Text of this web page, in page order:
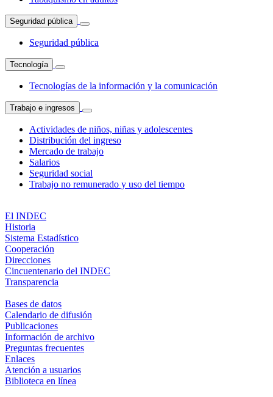
Seguridad pública
Seguridad pública
Tecnología
Tecnologías de la información y la comunicación
Trabajo e ingresos
Actividades de niños, niñas y adolescentes
Distribución del ingreso
Mercado de trabajo
Salarios
Seguridad social
Trabajo no remunerado y uso del tiempo
El INDEC
Historia
Sistema Estadístico
Cooperación
Direcciones
Cincuentenario del INDEC
Transparencia
Bases de datos
Calendario de difusión
Publicaciones
Información de archivo
Preguntas frecuentes
Enlaces
Atención a usuarios
Biblioteca en línea